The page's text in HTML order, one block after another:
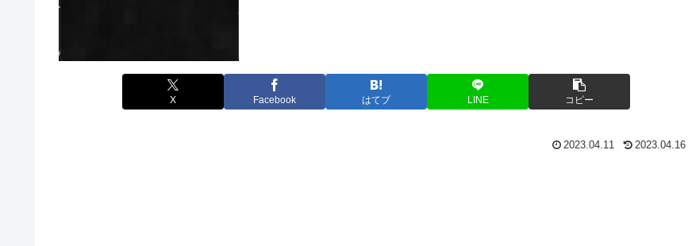
X Facebook はてブ LINE コピー
2023.04.11 2023.04.16